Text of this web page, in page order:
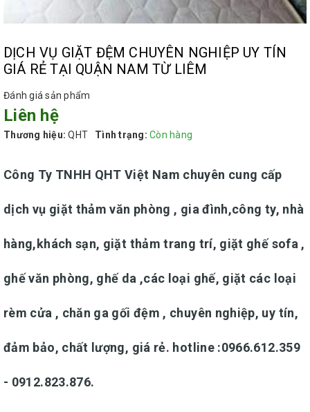
DỊCH VỤ GIẶT ĐỆM CHUYÊN NGHIỆP UY TÍN
GIÁ RẺ TẠI QUẬN NAM TỪ LIÊM
Đánh giá sản phẩm
Liên hệ
Thương hiệu: QHT Tình trạng: Còn hàng
Công Ty TNHH QHT Việt Nam chuyên cung cấp
dịch vụ giặt thảm văn phòng , gia đình,công ty, nhà
hàng,khách sạn, giặt thảm trang trí, giặt ghế sofa ,
ghế văn phòng, ghế da ,các loại ghế, giặt các loại
rèm cửa , chăn ga gối đệm , chuyên nghiệp, uy tín,
đảm bảo, chất lượng, giá rẻ. hotline :0966.612.359
- 0912.823.876.